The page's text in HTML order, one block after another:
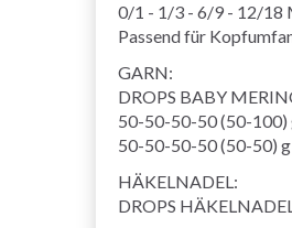
0/1 - 1/3 - 6/9 - 12/18
Passend für
GARN:
DROPS BABY
50-50-50-50 (50-100)
50-50-50-50 (50-50)
HÄKELNADEL:
DROPS